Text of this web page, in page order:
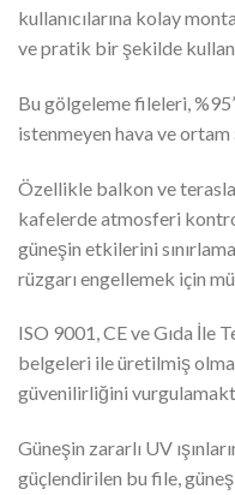
kullanıcılarına kolay
ve pratik bir şekilde
Bu gölgeleme fileleri,
istenmeyen hava ve
Özellikle balkon ve
kafelerde atmosferi
güneşin etkilerini
rüzgarı engellemek için
ISO 9001, CE ve Gıda İle
belgeleri ile üretilmiş
güvenilirliğini
Güneşin zararlı UV
güçlendirilen bu file, güneş